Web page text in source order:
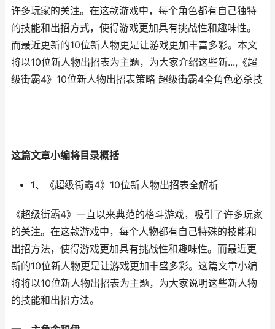
许多玩家的关注。在这款游戏中，每个角色都有自己独特
的技能和出招方式，使得游戏更加具有挑战性和趣味性。
而最近更新的10位新人物更是让游戏更加丰富多彩。本文
将以10位新人物出招表为主题，为大家介绍这些新...,《超
级街霸4》10位新人物出招表策略 超级街霸4全角色必杀技
这篇文章小编将目录概括
1、《超级街霸4》10位新人物出招表全解析
《超级街霸4》一直以来典范的格斗游戏，吸引了许多玩家
的关注。在这款游戏中，每个人物都有自己特殊的技能和
出招方法，使得游戏更加具有挑战性和趣味性。而最近更
新的10位新人物更是让游戏更加丰盛多彩。这篇文章小编
将将以10位新人物出招表为主题，为大家说明这些新人物
的技能和出招方法。